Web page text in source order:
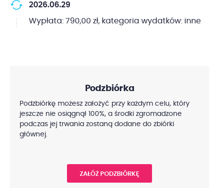
2026.06.29
Wypłata: 790,00 zł, kategoria wydatków: inne
Podzbiórka
Podzbiórkę możesz założyć przy każdym celu, który
jeszcze nie osiągnął 100%, a środki zgromadzone
podczas jej trwania zostaną dodane do zbiórki
głównej.
ZAŁÓŻ PODZBIÓRKĘ